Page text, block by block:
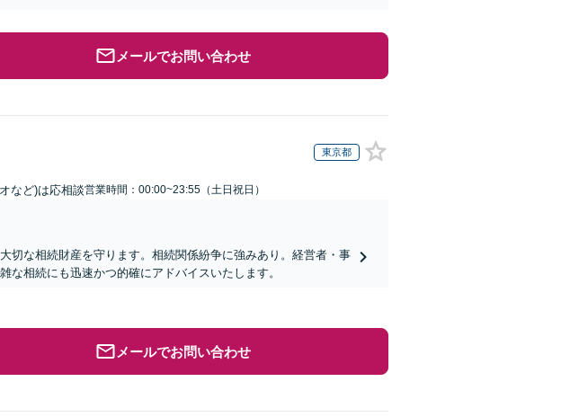
メールでお問い合わせ
東京都
など)は応相談営業時間：00:00~23:55（土日祝日）
切な相続財産を守ります。相続関係紛争に強みあり。経営者・事
相続にも迅速かつ的確にアドバイスいたします。
メールでお問い合わせ